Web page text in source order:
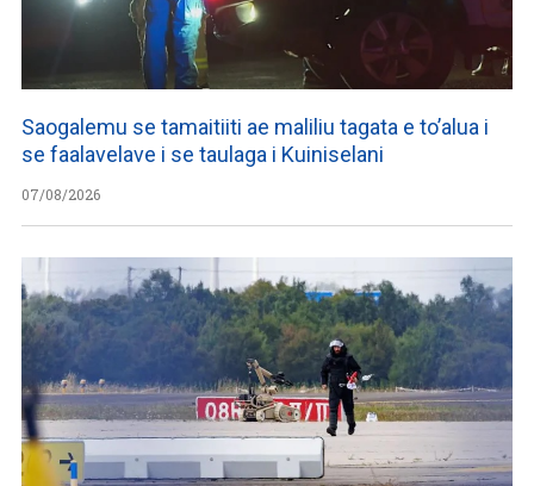
Saogalemu se tamaitiiti ae maliliu tagata e to’alua i
se faalavelave i se taulaga i Kuiniselani
07/08/2026